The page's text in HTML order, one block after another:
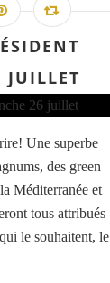
Une superbe
des green
Méditerranée et
tous attribués
le souhaitent, le